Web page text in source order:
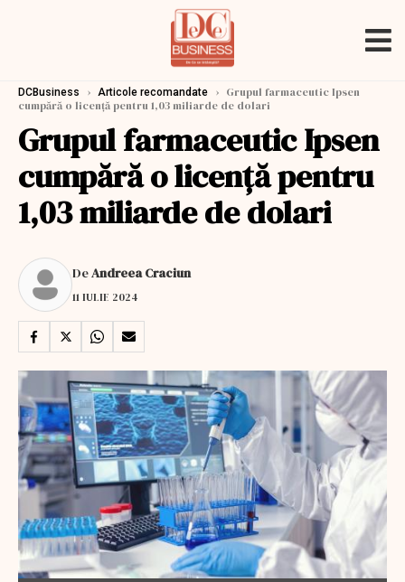
DCBusiness › Articole recomandate › Grupul farmaceutic Ipsen
cumpără o licență pentru 1,03 miliarde de dolari
Grupul farmaceutic Ipsen
cumpără o licență pentru
1,03 miliarde de dolari
DeAndreea Craciun
11 IULIE 2024